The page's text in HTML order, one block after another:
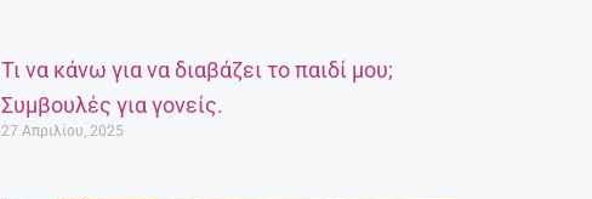
Τι να κάνω για να διαβάζει το παιδί μου;
Συμβουλές για γονείς.
27 Απριλίου, 2025